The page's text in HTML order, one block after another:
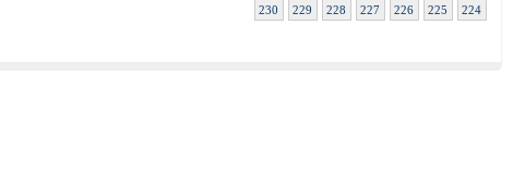
224
225
226
227
228
229
230